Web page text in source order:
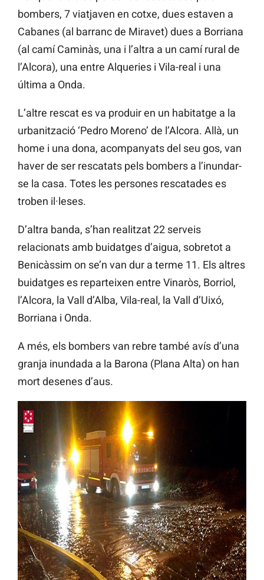
bombers, 7 viatjaven en cotxe, dues estaven a
Cabanes (al barranc de Miravet) dues a Borriana
(al camí Caminàs, una i l’altra a un camí rural de
l’Alcora), una entre Alqueries i Vila-real i una
última a Onda.
L’altre rescat es va produir en un habitatge a la
urbanització ‘Pedro Moreno’ de l’Alcora. Allà, un
home i una dona, acompanyats del seu gos, van
haver de ser rescatats pels bombers a l’inundar-
se la casa. Totes les persones rescatades es
troben il·leses.
D’altra banda, s’han realitzat 22 serveis
relacionats amb buidatges d’aigua, sobretot a
Benicàssim on se’n van dur a terme 11. Els altres
buidatges es reparteixen entre Vinaròs, Borriol,
l’Alcora, la Vall d’Alba, Vila-real, la Vall d’Uixó,
Borriana i Onda.
A més, els bombers van rebre també avís d’una
granja inundada a la Barona (Plana Alta) on han
mort desenes d’aus.